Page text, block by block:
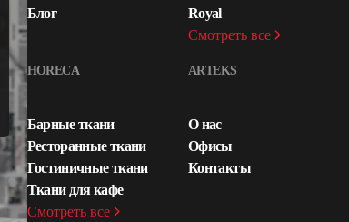
Блог
Royal
Смотреть все
HORECA
Барные ткани
Ресторанные ткани
Гостиничные ткани
Ткани для кафе
Смотреть все
ARTEKS
О нас
Офисы
Контакты